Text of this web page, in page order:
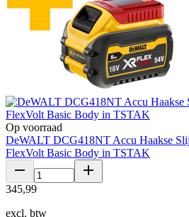
Op voorraad
DeWALT DCG418NT Accu Haakse
FlexVolt Basic Body in TSTAK
345,99
excl. btw